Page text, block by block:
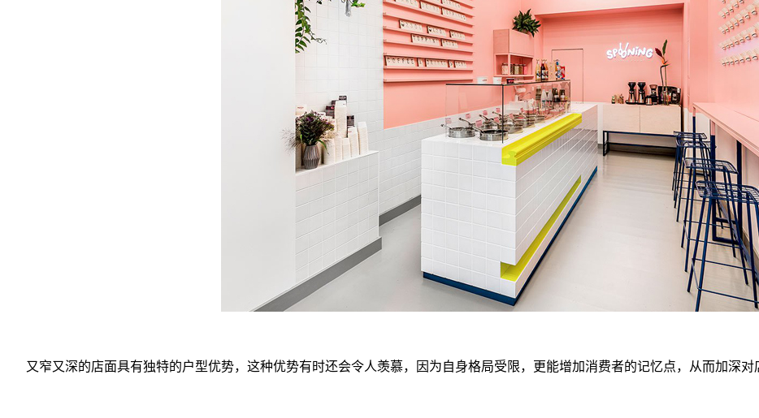
又窄又深的店面具有独特的户型优势，这种优势有时还会令人羡慕，因为自身格局受限，更能增加消费者的记忆点，从而加深对